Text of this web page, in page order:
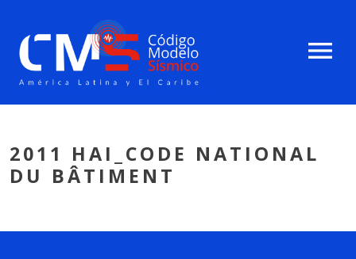
menu
2011 HAI_CODE NATIONAL
DU BÂTIMENT